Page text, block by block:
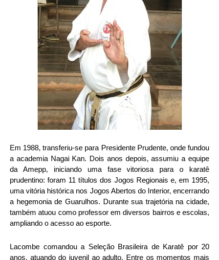
Em 1988, transferiu-se para Presidente Prudente, onde fundou
a academia Nagai Kan. Dois anos depois, assumiu a equipe
da Amepp, iniciando uma fase vitoriosa para o karatê
prudentino: foram 11 títulos dos Jogos Regionais e, em 1995,
uma vitória histórica nos Jogos Abertos do Interior, encerrando
a hegemonia de Guarulhos. Durante sua trajetória na cidade,
também atuou como professor em diversos bairros e escolas,
ampliando o acesso ao esporte.
Lacombe comandou a Seleção Brasileira de Karatê por 20
anos, atuando do juvenil ao adulto. Entre os momentos mais